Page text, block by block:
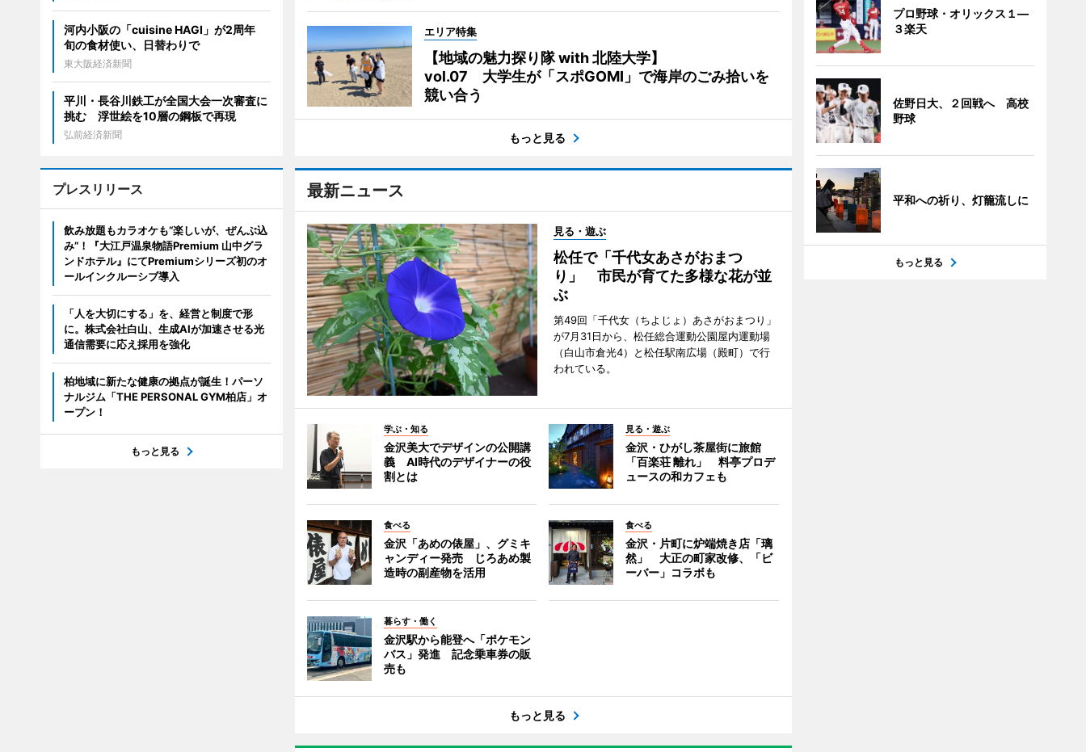
エリア特集
【地域の魅力探り隊 with 北陸大学】
vol.07 大学生が「スポGOMI」で海岸のごみ拾いを
競い合う
もっと見る
最新ニュース
見る・遊ぶ
松任で「千代女あさがおまつ
り」 市民が育てた多様な花が並
ぶ
第49回「千代女（ちよじょ）あさがおまつり」
が7月31日から、松任総合運動公園屋内運動場
（白山市倉光4）と松任駅南広場（殿町）で行
われている。
学ぶ・知る
金沢美大でデザインの公開講
義 AI時代のデザイナーの役
割とは
見る・遊ぶ
金沢・ひがし茶屋街に旅館
「百楽荘 離れ」 料亭プロデ
ュースの和カフェも
食べる
金沢「あめの俵屋」、グミキ
ャンディー発売 じろあめ製
造時の副産物を活用
食べる
金沢・片町に炉端焼き店「璃
然」 大正の町家改修、「ビ
ーバー」コラボも
暮らす・働く
金沢駅から能登へ「ポケモン
バス」発進 記念乗車券の販
売も
もっと見る
河内小阪の「cuisine HAGI」が2周年
旬の食材使い、日替わりで
東大阪経済新聞
平川・長谷川鉄工が全国大会一次審査に
挑む 浮世絵を10層の鋼板で再現
弘前経済新聞
プレスリリース
飲み放題もカラオケも“楽しいが、ぜんぶ込
み”！『大江戸温泉物語Premium 山中グラ
ンドホテル』にてPremiumシリーズ初のオ
ールインクルーシブ導入
「人を大切にする」を、経営と制度で形
に。株式会社白山、生成AIが加速させる光
通信需要に応え採用を強化
柏地域に新たな健康の拠点が誕生！パーソ
ナルジム「THE PERSONAL GYM柏店」オ
ープン！
もっと見る
プロ野球・オリックス１―
３楽天
佐野日大、２回戦へ 高校
野球
平和への祈り、灯籠流しに
もっと見る